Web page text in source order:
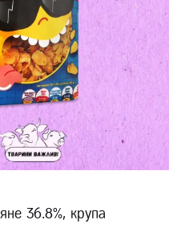
36.8%, крупа